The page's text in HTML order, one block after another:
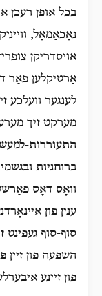
בכל אופן רעכן
נאָכאַמאָל,
אויסדריקן
אַרטיקלען פאַר
לענגער וועלכע
מערקט זיך
התעוררות-
ברוחניות
וואָס דאָס
ענין פון
סוף-סוף
השפּעה פון זיין
פון זיינע